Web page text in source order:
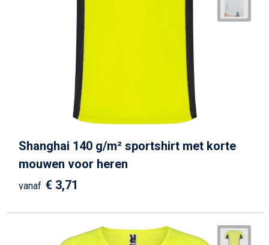
Shanghai 140 g/m² sportshirt met korte
mouwen voor heren
vanaf € 3,71